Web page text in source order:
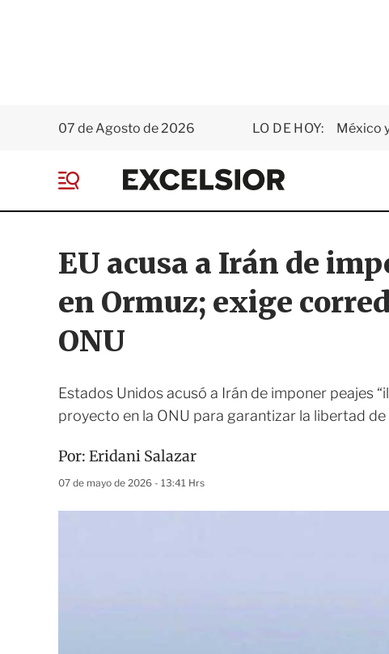
07 de Agosto de 2026 LO DE HOY: México
E
x
e
i
o
r
e
EU acusa a Irán de
en Ormuz; exige
ONU
Estados Unidos acusó a Irán de imponer peajes
proyecto en la ONU para garantizar la libertad
Por: Eridani Salazar
07 de mayo de 2026 - 13:41 Hrs